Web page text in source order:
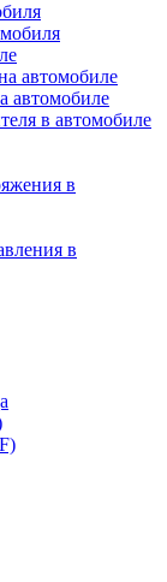
автомобиле
автомобиле
в автомобиле
в
в